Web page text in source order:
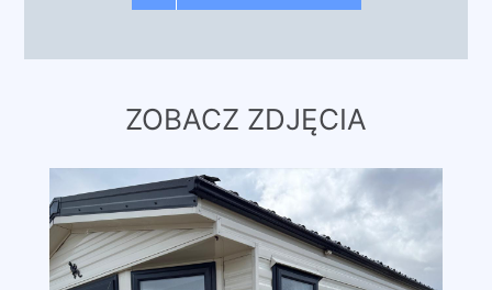
ZOBACZ ZDJĘCIA